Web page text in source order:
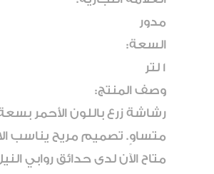
مدور
السعة:
1 لتر
وصف المنتج:
متساوٍ. تصميم مريح يناسب
متاح الآن لدى حدائق روابي